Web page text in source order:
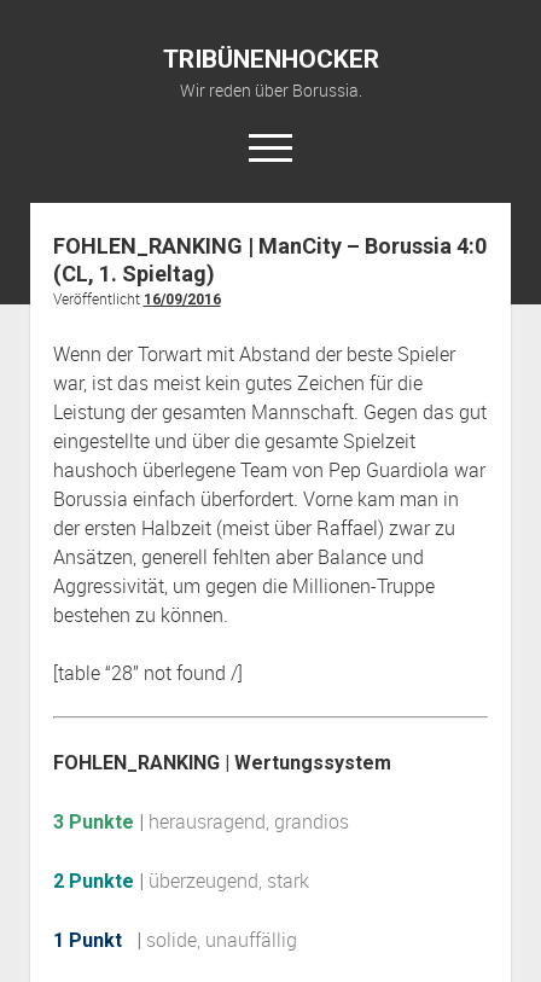
TRIBÜNENHOCKER
Wir reden über Borussia.
open
menu
twitteryoutubefohlenkanal@gmail.com
über TRIBÜNENHOCKER
FOHLEN_RANKING | ManCity – Borussia 4:0
(CL, 1. Spieltag)
Veröffentlicht 16/09/2016
Wenn der Torwart mit Abstand der beste Spieler
war, ist das meist kein gutes Zeichen für die
Leistung der gesamten Mannschaft. Gegen das gut
eingestellte und über die gesamte Spielzeit
haushoch überlegene Team von Pep Guardiola war
Borussia einfach überfordert. Vorne kam man in
der ersten Halbzeit (meist über Raffael) zwar zu
Ansätzen, generell fehlten aber Balance und
Aggressivität, um gegen die Millionen-Truppe
bestehen zu können.
[table “28” not found /]
FOHLEN_RANKING | Wertungssystem
3 Punkte | herausragend, grandios
2 Punkte | überzeugend, stark
1 Punkt | solide, unauffällig